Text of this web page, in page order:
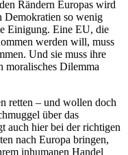
Rändern Europas wird
Demokratien so wenig
Einigung. Eine EU, die
werden will, muss
Und sie muss ihre
moralisches Dilemma
retten – und wollen doch
über das
auch hier bei der richtigen
nach Europa bringen,
inhumanen Handel